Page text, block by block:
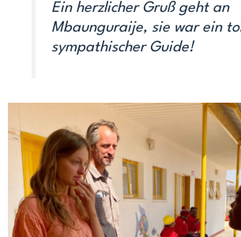
Ein herzlicher Gruß geht an
Mbaunguraije, sie war ein
sympathischer Guide!